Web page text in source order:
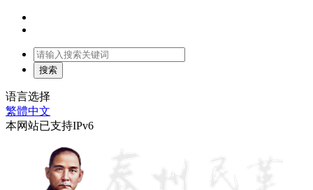
语言选择
繁體中文
本网站已支持IPv6